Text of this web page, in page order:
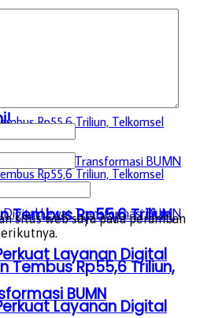
MI sampai MA, Bisa
Tembus Rp55,6 Triliun,
Layanan Digital
BUMN
90 Buku PAI dan
MI sampai MA, Bisa
Tembus Rp55,6 Triliun,
Layanan Digital
situs web saya pada peramban